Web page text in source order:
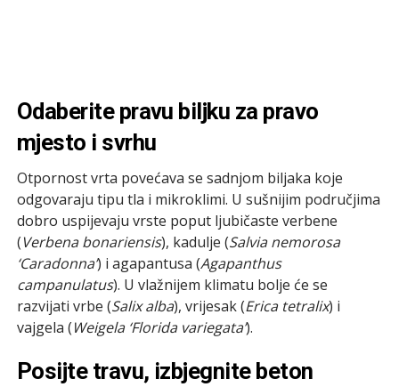
Odaberite pravu biljku za pravo
mjesto i svrhu
Otpornost vrta povećava se sadnjom biljaka koje
odgovaraju tipu tla i mikroklimi. U sušnijim područjima
dobro uspijevaju vrste poput ljubičaste verbenе
(Verbena bonariensis), kadulje (Salvia nemorosa
‘Caradonna’) i agapantusa (Agapanthus
campanulatus). U vlažnijem klimatu bolje će se
razvijati vrbe (Salix alba), vrijesak (Erica tetralix) i
vajgela (Weigela ‘Florida variegata’).
Posijte travu, izbjegnite beton